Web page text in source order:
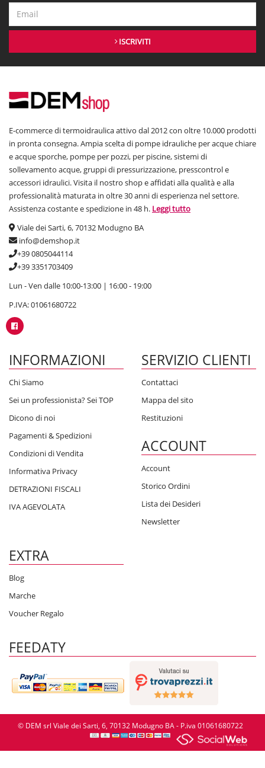
ISCRIVITI
E-commerce di termoidraulica attivo dal 2012 con oltre 10.000 prodotti
in pronta consegna. Ampia scelta di pompe idrauliche per acque chiare
e acque sporche, pompe per pozzi, per piscine, sistemi di
sollevamento acque, gruppi di pressurizzazione, presscontrol e
accessori idraulici. Visita il nostro shop e affidati alla qualità e alla
professionalità maturata in oltre 30 anni di esperienza nel settore.
Assistenza costante e spedizione in 48 h. Leggi tutto
Viale dei Sarti, 6, 70132 Modugno BA
info@demshop.it
+39 0805044114
+39 3351703409
Lun - Ven dalle 10:00-13:00 | 16:00 - 19:00
P.IVA: 01061680722
INFORMAZIONI
Chi Siamo
Sei un professionista? Sei TOP
Dicono di noi
Pagamenti & Spedizioni
Condizioni di Vendita
Informativa Privacy
DETRAZIONI FISCALI
IVA AGEVOLATA
SERVIZIO CLIENTI
Contattaci
Mappa del sito
Restituzioni
ACCOUNT
Account
Storico Ordini
Lista dei Desideri
Newsletter
EXTRA
Blog
Marche
Voucher Regalo
FEEDATY
© DEM srl Viale dei Sarti, 6, 70132 Modugno BA - P.iva 01061680722